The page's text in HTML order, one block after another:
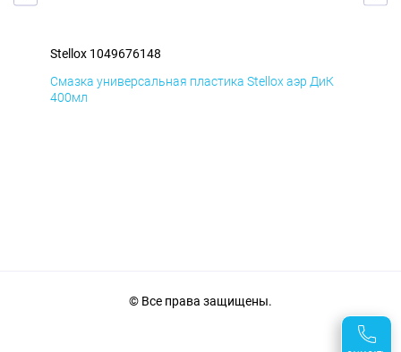
Stellox 1049676148
Смазка универсальная пластика Stellox аэр ДиК
400мл
© Все права защищены.